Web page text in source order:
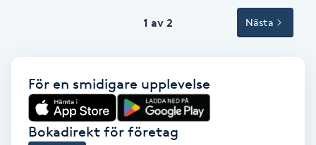
Toning
1 av 2 Nästa
För en smidigare upplevelse
Bokadirekt för företag